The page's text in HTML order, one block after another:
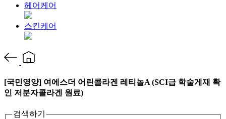
헤어케어
스킨케어
[국민영양] 여에스더 어린콜라겐 레티놀A (SCI급 학술게재 확
인 저분자콜라겐 원료)
검색하기